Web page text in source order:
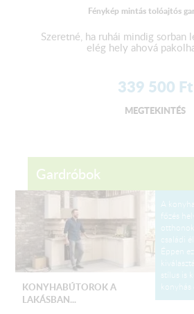
Fénykép mintás tolóajtós
Szeretné, ha ruhái mindig sorban
elég hely ahová
339 500 Ft
MEGTEKINTÉS
Gardróbok
KONYHABÚTOROK A
LAKÁSBAN...
A
főzés
családi
Éppen
stílus is
konyhás